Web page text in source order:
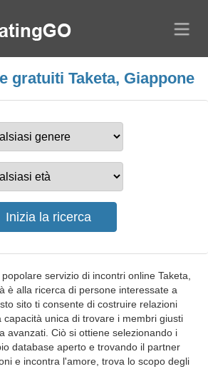
gratuiti Taketa, Giappone
servizio di incontri online Taketa,
è alla ricerca di persone interessate a
sito ti consente di costruire relazioni
capacità unica di trovare i membri giusti
avanzati. Ciò si ottiene selezionando i
database aperto e trovando il partner
e incontra l'amore, trova lo scopo degli